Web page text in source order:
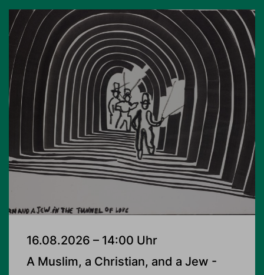
16.08.2026 – 14:00 Uhr
A Muslim, a Christian, and a Jew -